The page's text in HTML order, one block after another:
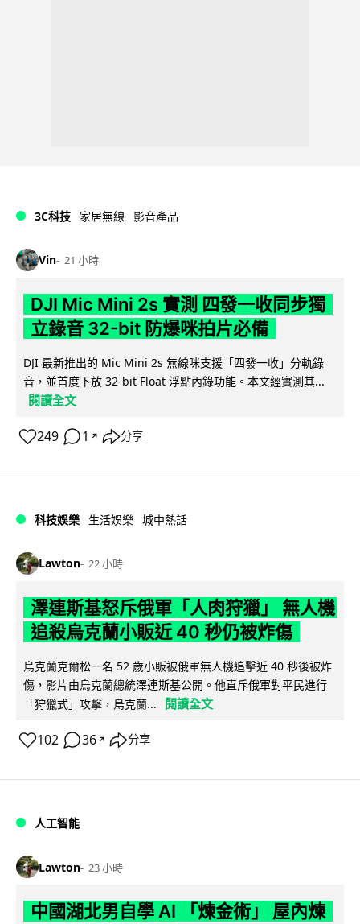
3C科技 家居無線 影音產品
Vin 21 小時
DJI Mic Mini 2s 實測 四發一收同步獨
立錄音 32-bit 防爆咪拍片必備
DJI 最新推出的 Mic Mini 2s 無線咪支援「四發一收」分軌錄
音，並首度下放 32-bit Float 浮點內錄功能。本文經實測其...
閱讀全文
249 1 ↗ 分享
科技娛樂 生活娛樂 城中熱話
Lawton 22 小時
澤連斯基怒斥俄軍「人肉狩獵」 無人機
追殺烏克蘭小販近 40 秒仍被炸傷
烏克蘭克爾松一名 52 歲小販被俄軍無人機追擊近 40 秒後被炸
傷，影片由烏克蘭總統澤連斯基公開。他直斥俄軍對平民進行
「狩獵式」攻擊，烏克蘭...
閱讀全文
102 36 ↗ 分享
人工智能
Lawton 23 小時
中國湖北男自學 AI 「煉金術」 屋內煉